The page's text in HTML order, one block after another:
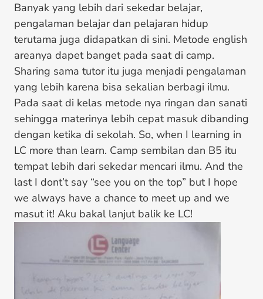
Banyak yang lebih dari sekedar belajar,
pengalaman belajar dan pelajaran hidup
terutama juga didapatkan di sini. Metode english
areanya dapet banget pada saat di camp.
Sharing sama tutor itu juga menjadi pengalaman
yang lebih karena bisa sekalian berbagi ilmu.
Pada saat di kelas metode nya ringan dan sanati
sehingga materinya lebih cepat masuk dibanding
dengan ketika di sekolah. So, when I learning in
LC more than learn. Camp sembilan dan B5 itu
tempat lebih dari sekedar mencari ilmu. And the
last I dont’t say “see you on the top” but I hope
we always have a chance to meet up and we
masut it! Aku bakal lanjut balik ke LC!